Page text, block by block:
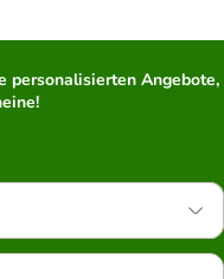
personalisierten Angebote,